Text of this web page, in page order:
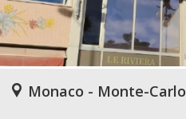
Monaco - Monte-Carlo